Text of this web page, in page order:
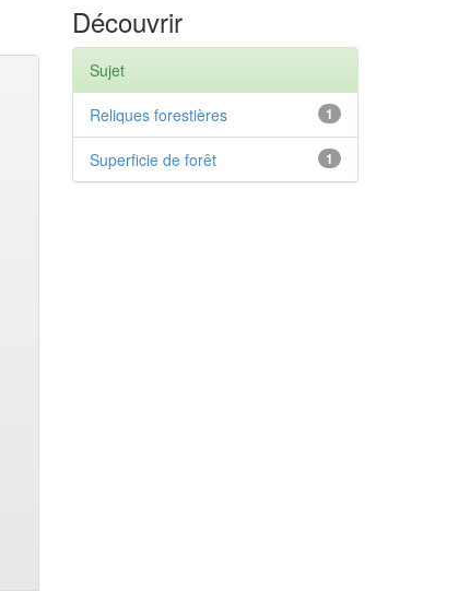
Découvrir
Sujet
1
Reliques forestières
1
Superficie de forêt